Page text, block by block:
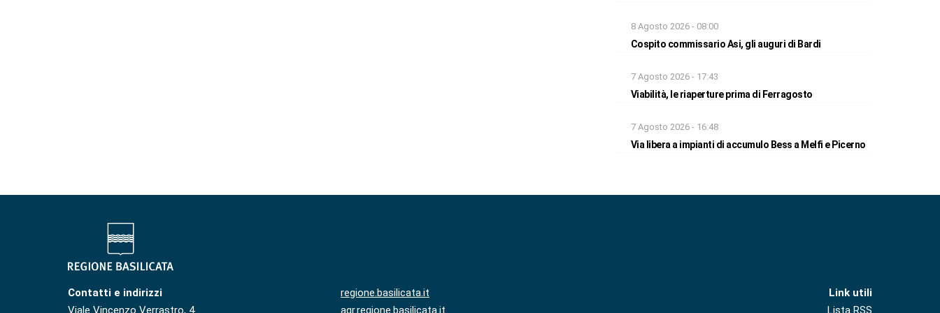
8 Agosto 2026 - 08:00
Cospito commissario Asi, gli auguri di Bardi
7 Agosto 2026 - 17:43
Viabilità, le riaperture prima di Ferragosto
7 Agosto 2026 - 16:48
Via libera a impianti di accumulo Bess a Melfi e Picerno
Contatti e indirizzi
Viale Vincenzo Verrastro, 4
regione.basilicata.it
agr.regione.basilicata.it
Link utili
Lista RSS